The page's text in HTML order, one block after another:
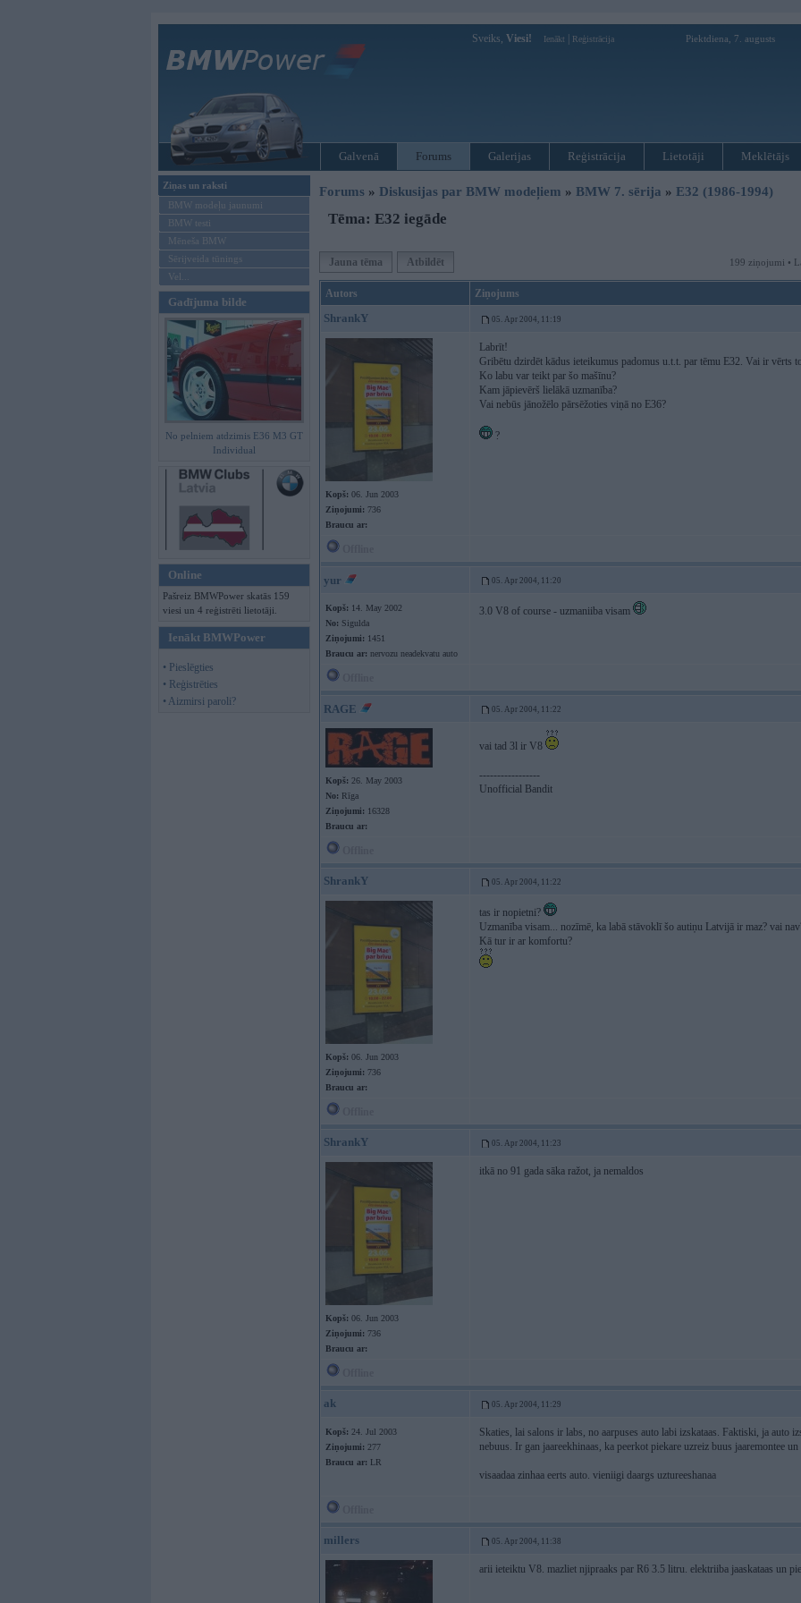
Sveiks, Viesi! Ienākt Reģistrācija Piektdiena, 7. augusts
Galvenā Forums Galerijas Reģistrācija Lietotāji Meklētājs
Ziņas un raksti
BMW modeļu jaunumi
BMW testi
Mēneša BMW
Sērijveida tūnings
Vel...
Gadījuma bilde
No pelniem atdzimis E36 M3 GT
Individual
Online
Pašreiz BMWPower skatās 159
viesi un 4 reģistrēti lietotāji.
Ienākt BMWPower
• Pieslēgties
• Reģistrēties
• Aizmirsi paroli?
Forums » Diskusijas par BMW modeļiem » BMW 7. sērija » E32 (1986-1994)
Tēma: E32 iegāde
Jauna tēma Atbildēt 199 ziņojumi •
Autors Ziņojums
ShrankY 05. Apr 2004, 11:19
Kopš: 06. Jun 2003
Ziņojumi: 736
Braucu ar:
Labrīt!
Gribētu dzirdēt kādus ieteikumus padomus u.t.t. par tēmu E32. Vai ir vērts
Ko labu var teikt par šo mašīnu?
Kam jāpievērš lielākā uzmanība?
Vai nebūs jānožēlo pārsēžoties viņā no E36?
?
yur 05. Apr 2004, 11:20
Kopš: 14. May 2002
No: Sigulda
Ziņojumi: 1451
Braucu ar: nervozu neadekvatu auto
3.0 V8 of course - uzmaniiba visam
RAGE 05. Apr 2004, 11:22
Kopš: 26. May 2003
No: Rīga
Ziņojumi: 16328
Braucu ar:
vai tad 3l ir V8
-----------------
Unofficial Bandit
ShrankY 05. Apr 2004, 11:22
Kopš: 06. Jun 2003
Ziņojumi: 736
Braucu ar:
tas ir nopietni?
Uzmanība visam... nozīmē, ka labā stāvoklī šo autiņu Latvijā ir maz? vai
Kā tur ir ar komfortu?
ShrankY 05. Apr 2004, 11:23
Kopš: 06. Jun 2003
Ziņojumi: 736
Braucu ar:
itkā no 91 gada sāka ražot, ja nemaldos
ak 05. Apr 2004, 11:29
Kopš: 24. Jul 2003
Ziņojumi: 277
Braucu ar: LR
Skaties, lai salons ir labs, no aarpuses auto labi izskataas. Faktiski, ja auto
nebuus. Ir gan jaareekhinaas, ka peerkot piekare uzreiz buus jaaremontee
visaadaa zinhaa eerts auto. vieniigi daargs uztureeshanaa
millers 05. Apr 2004, 11:38
arii ieteiktu V8. mazliet njipraaks par R6 3.5 litru. elektriiba jaaskataas un